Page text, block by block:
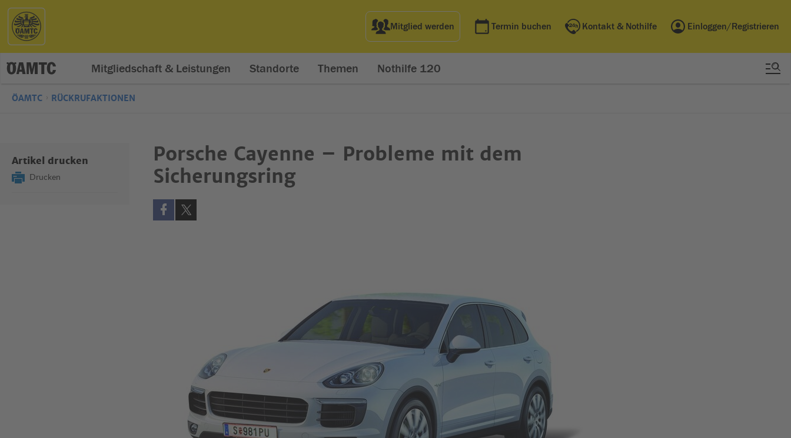
Mitglied werden Termin buchen Kontakt & Nothilfe Einloggen/Registrieren
Mitgliedschaft & Leistungen Standorte Themen Nothilfe 120
ÖAMTC RÜCKRUFAKTIONEN
Artikel drucken
Drucken
Porsche Cayenne – Probleme mit dem
Sicherungsring
Auf Facebook teilen (öffnet in neuem Fenster)
Auf X teilen (öffnet in neuem Fenster)